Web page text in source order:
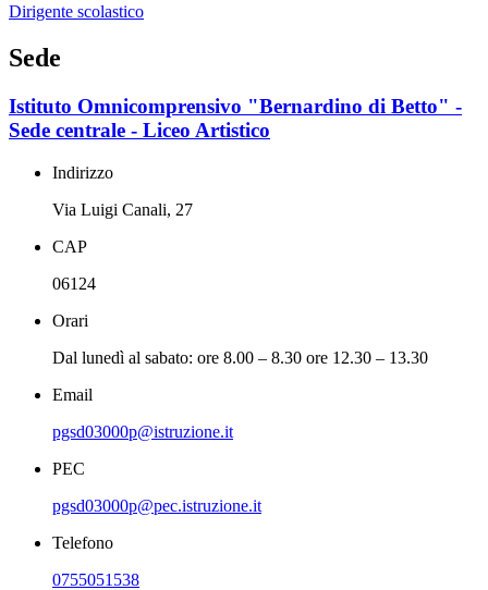
Dirigente scolastico
Sede
Istituto Omnicomprensivo "Bernardino di Betto" -
Sede centrale - Liceo Artistico
Indirizzo
Via Luigi Canali, 27
CAP
06124
Orari
Dal lunedì al sabato: ore 8.00 – 8.30 ore 12.30 – 13.30
Email
pgsd03000p@istruzione.it
PEC
pgsd03000p@pec.istruzione.it
Telefono
0755051538